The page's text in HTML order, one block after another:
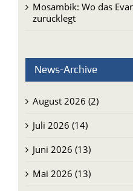
Mosambik: Wo das
zurücklegt
News-Archive
August 2026 (2)
Juli 2026 (14)
Juni 2026 (13)
Mai 2026 (13)